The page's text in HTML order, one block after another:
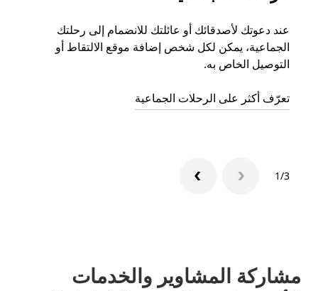
عند دعوتك لأصدقائك أو عائلتك للانضمام إلى رحلتك
الجماعية، يمكن لكل شخص إضافة موقع الالتقاط أو
التوصيل الخاص به.
تعرّف أكثر على الرحلات الجماعية
1/3
مشاركة المشاوير والخدمات